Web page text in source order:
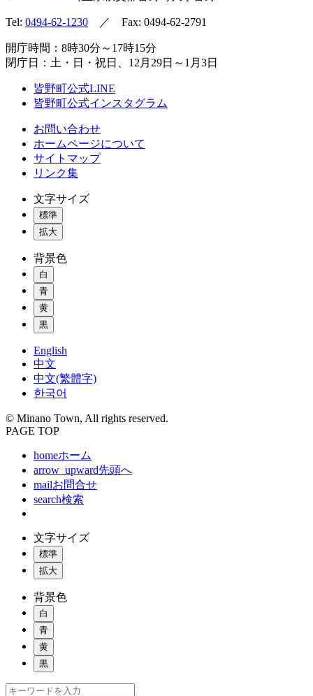
Tel: 0494-62-1230 ／ Fax: 0494-62-2791
開庁時間：8時30分～17時15分
閉庁日：土・日・祝日、12月29日～1月3日
皆野町公式LINE
皆野町公式インスタグラム
お問い合わせ
ホームページについて
サイトマップ
リンク集
文字サイズ
標準
拡大
背景色
白
青
黄
黒
English
中文
中文(繁體字)
한국어
© Minano Town, All rights reserved.
PAGE TOP
homeホーム
arrow_upward先頭へ
mailお問合せ
search検索
文字サイズ
標準
拡大
背景色
白
青
黄
黒